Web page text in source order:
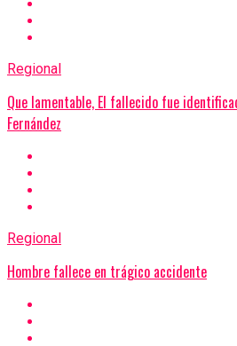
Regional
Que lamentable, El fallecido fue
Fernández
Regional
Hombre fallece en trágico accidente